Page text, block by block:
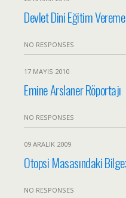
Devlet Dini Eğitim
NO RESPONSES
17 MAYIS 2010
Emine Arslaner Röportajı
NO RESPONSES
09 ARALIK 2009
Otopsi Masasındaki
NO RESPONSES